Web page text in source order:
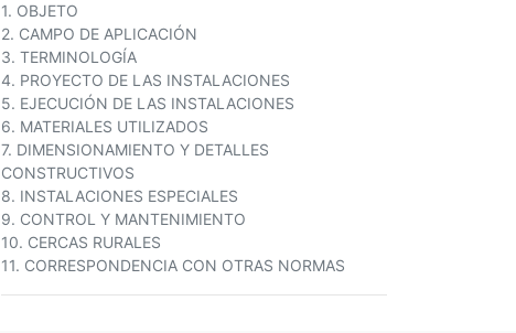
1. OBJETO
2. CAMPO DE APLICACIÓN
3. TERMINOLOGÍA
4. PROYECTO DE LAS INSTALACIONES
5. EJECUCIÓN DE LAS INSTALACIONES
6. MATERIALES UTILIZADOS
7. DIMENSIONAMIENTO Y DETALLES
CONSTRUCTIVOS
8. INSTALACIONES ESPECIALES
9. CONTROL Y MANTENIMIENTO
10. CERCAS RURALES
11. CORRESPONDENCIA CON OTRAS NORMAS